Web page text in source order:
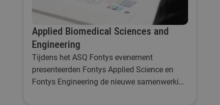
Applied Biomedical Sciences and
Engineering
Tijdens het ASQ Fontys evenement
presenteerden Fontys Applied Science en
Fontys Engineering de nieuwe samenwerking